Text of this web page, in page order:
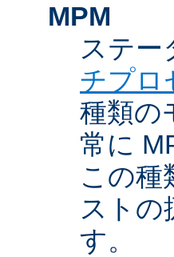
MPM
ステー
チプロ
種類の
常に
この種
ストの
す。